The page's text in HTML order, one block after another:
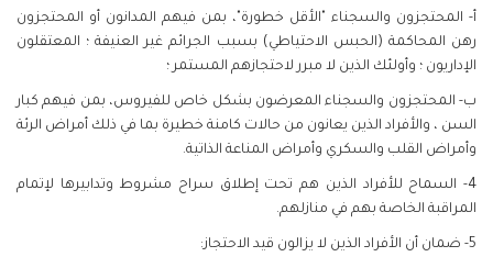
أ- المحتجزون والسجناء "الأقل خطورة"، بمن فيهم المدانون أو المحتجزون
رهن المحاكمة (الحبس الاحتياطي) بسبب الجرائم غير العنيفة ؛ المعتقلون
الإداريون ؛ وأولئك الذين لا مبرر لاحتجازهم المستمر ؛
ب- المحتجزون والسجناء المعرضون بشكل خاص للفيروس، بمن فيهم كبار
السن ، والأفراد الذين يعانون من حالات كامنة خطيرة بما في ذلك أمراض الرئة
وأمراض القلب والسكري وأمراض المناعة الذاتية.
4- السماح للأفراد الذين هم تحت إطلاق سراح مشروط وتدابيرها لإتمام
المراقبة الخاصة بهم في منازلهم.
5- ضمان أن الأفراد الذين لا يزالون قيد الاحتجاز: